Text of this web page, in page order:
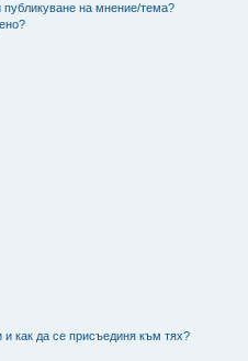
публикуване на мнение/тема?
и как да се присъединя към тях?